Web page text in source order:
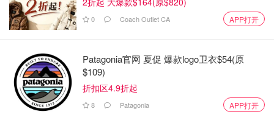
了教育宣传：包括新闻稿、电邮通讯、社交媒体贴文，甚至
在High Park里设立了明确的指示牌，还有自然解说员在现
别忍气吞声，如果你在公园内目睹有人粗暴对待樱花树，可
以通过以下方式向市府举报：
拨打311热线
0 Coach Outlet CA APP打开
Patagonia官网 夏促 爆款logo卫衣$54(原
$109)
折扣区4.9折起
8 Patagonia APP打开